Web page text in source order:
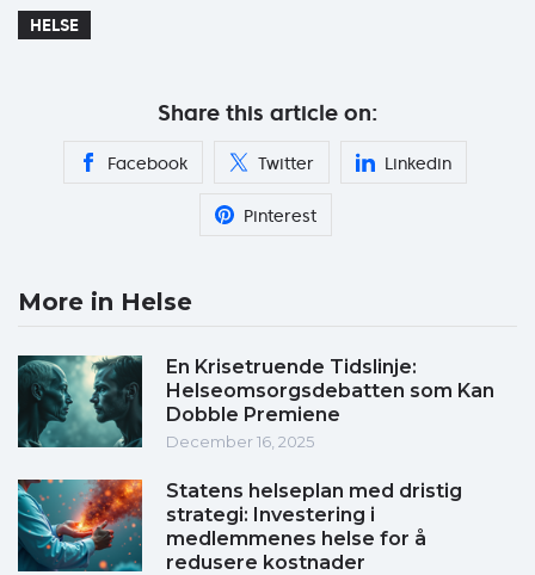
HELSE
Share this article on:
Facebook Twitter Linkedin
Pinterest
More in Helse
En Krisetruende Tidslinje:
Helseomsorgsdebatten som Kan
Dobble Premiene
December 16, 2025
Statens helseplan med dristig
strategi: Investering i
medlemmenes helse for å
redusere kostnader